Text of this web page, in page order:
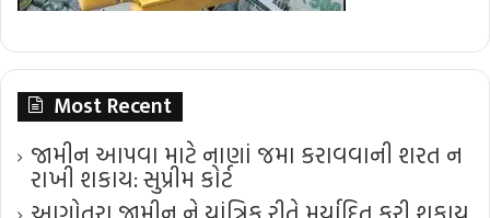
Most Recent
જામીન આપવા માટે નાણાં જમા કરાવવાની શરત ન
રાખી શકાય: સુપ્રીમ કોર્ટ